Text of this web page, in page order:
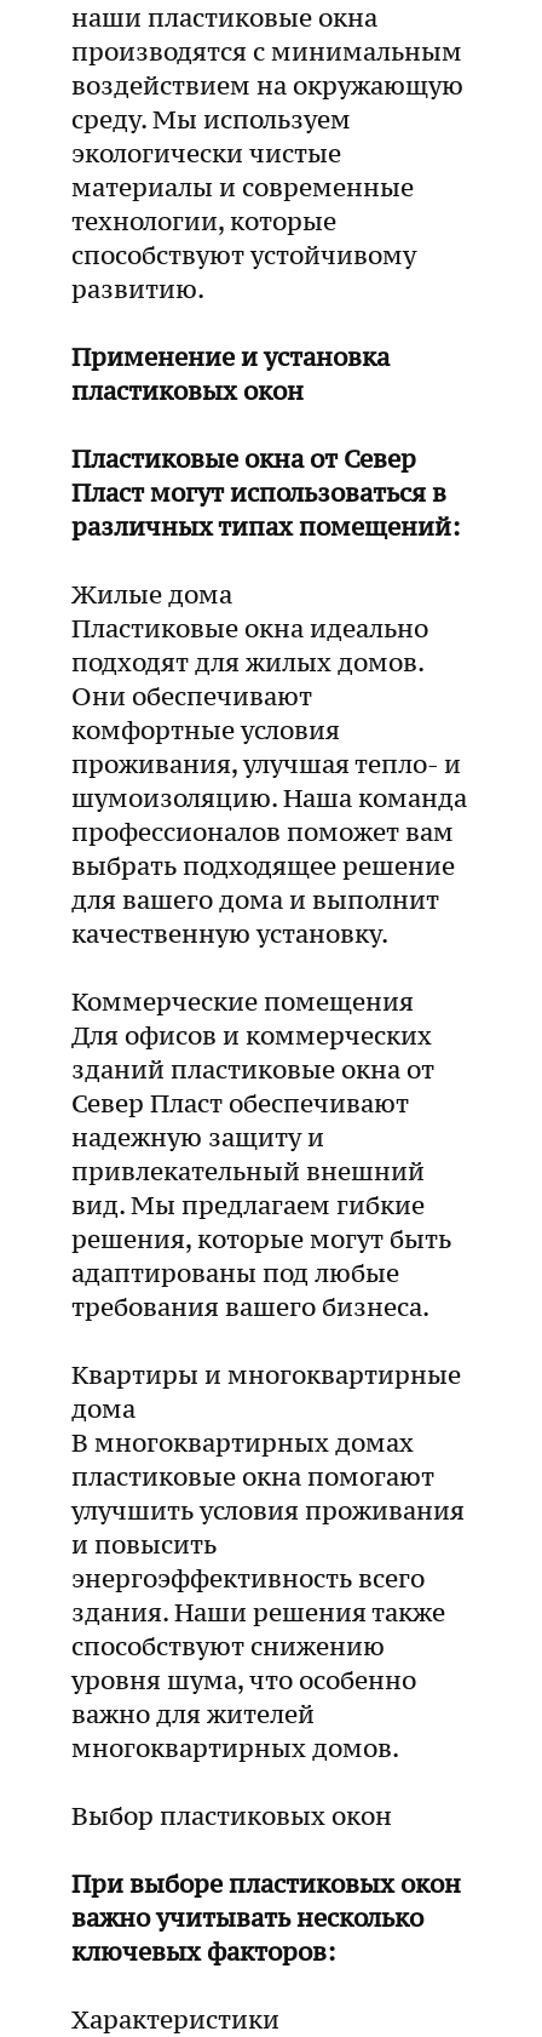
наши пластиковые окна
производятся с минимальным
воздействием на окружающую
среду. Мы используем
экологически чистые
материалы и современные
технологии, которые
способствуют устойчивому
развитию.
Применение и установка
пластиковых окон
Пластиковые окна от Север
Пласт могут использоваться в
различных типах помещений:
Жилые дома
Пластиковые окна идеально
подходят для жилых домов.
Они обеспечивают
комфортные условия
проживания, улучшая тепло- и
шумоизоляцию. Наша команда
профессионалов поможет вам
выбрать подходящее решение
для вашего дома и выполнит
качественную установку.
Коммерческие помещения
Для офисов и коммерческих
зданий пластиковые окна от
Север Пласт обеспечивают
надежную защиту и
привлекательный внешний
вид. Мы предлагаем гибкие
решения, которые могут быть
адаптированы под любые
требования вашего бизнеса.
Квартиры и многоквартирные
дома
В многоквартирных домах
пластиковые окна помогают
улучшить условия проживания
и повысить
энергоэффективность всего
здания. Наши решения также
способствуют снижению
уровня шума, что особенно
важно для жителей
многоквартирных домов.
Выбор пластиковых окон
При выборе пластиковых окон
важно учитывать несколько
ключевых факторов:
Характеристики